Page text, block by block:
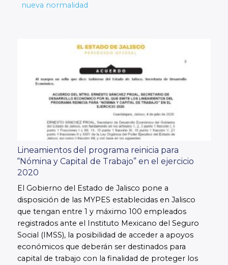
nueva normalidad
Lineamientos del programa reinicia para
“Nómina y Capital de Trabajo” en el ejercicio
2020
El Gobierno del Estado de Jalisco pone a
disposición de las MYPES establecidas en Jalisco
que tengan entre 1 y máximo 100 empleados
registrados ante el Instituto Mexicano del Seguro
Social (IMSS), la posibilidad de acceder a apoyos
económicos que deberán ser destinados para
capital de trabajo con la finalidad de proteger los